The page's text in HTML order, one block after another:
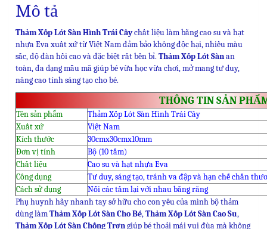
Mô tả
Thảm Xốp Lót Sàn Hình Trái Câychất liệu làm bằng cao su và hạt
nhựa Eva xuất xứ từ Việt Nam đảm bảo không độc hại, nhiều màu
sắc, độ đàn hồi cao và đặc biệt rất bền bỉ. Thảm Xốp Lót Sànan
toàn, đa dạng mẫu mã giúp bé vừa học vừa chơi, mở mang tư duy,
nâng cao tính sáng tạo cho bé.
THÔNG TIN SẢN
Tên sản phẩm
Thảm Xốp Lót Sàn Hình Trái Cây
Xuất xứ
Việt Nam
Kích thước
30cmx30cmx10mm
Đơn vị tính
Bộ (10 tấm)
Chất liệu
Cao su và hạt nhựa Eva
Công dụng
Tư duy, sáng tạo, tránh va đập và hạn chế chấn
Cách sử dụng
Nối các tấm lại với nhau bằng răng
Phụ huynh hãy nhanh tay sở hữu cho con yêu của mình bộ thảm
dùng làmThảm Xốp Lót Sàn Cho Bé,Thảm Xốp Lót Sàn Cao Su,
Thảm Xốp Lót Sàn Chống Trơngiúp bé thoải mái vui đùa mà không